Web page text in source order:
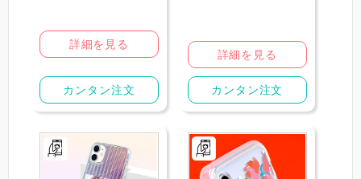
詳細を見る
カンタン注文
詳細を見る
カンタン注文